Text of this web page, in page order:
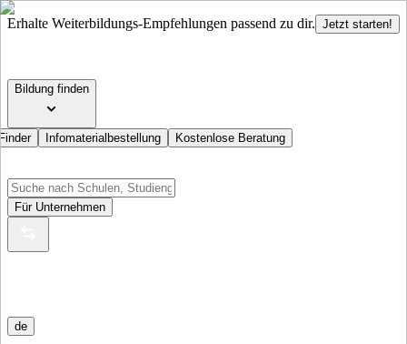
Erhalte Weiterbildungs-Empfehlungen passend zu dir. Jetzt starten!
Bildung finden
Infomaterialbestellung Kostenlose Beratung
Für Unternehmen
de